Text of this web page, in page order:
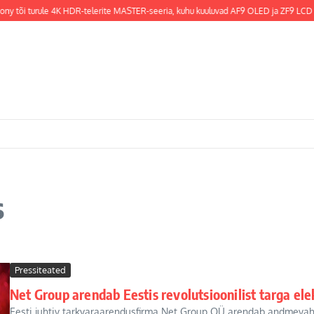
tõi turule 4K HDR-telerite MASTER-seeria, kuhu kuuluvad AF9 OLED ja ZF9
Pressiteated
Net Group arendab Eestis revolutsioonilist targa
Eesti juhtiv tarkvaraarendusfirma Net Group OÜ arendab